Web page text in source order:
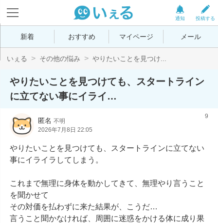
投稿する
通知
新着 おすすめ マイページ メール
いぇる その他の悩み やりたいことを見つけ...
やりたいことを見つけても、スタートライン
に立てない事にイライ…
匿名 不明
2026年7月8日 22:05
9
やりたいことを見つけても、スタートラインに立てない
事にイライラしてしまう。
これまで無理に身体を動かしてきて、無理やり言うこと
を聞かせて
その対価を払わずに来た結果が、こうだ…
言うこと聞かなければ、周囲に迷惑をかける体に成り果